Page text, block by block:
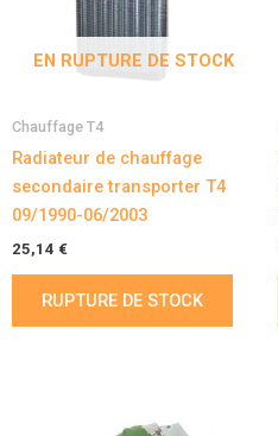
EN RUPTURE DE STOCK
Chauffage T4
Radiateur de chauffage
secondaire transporter T4
09/1990-06/2003
25,14 €
RUPTURE DE STOCK